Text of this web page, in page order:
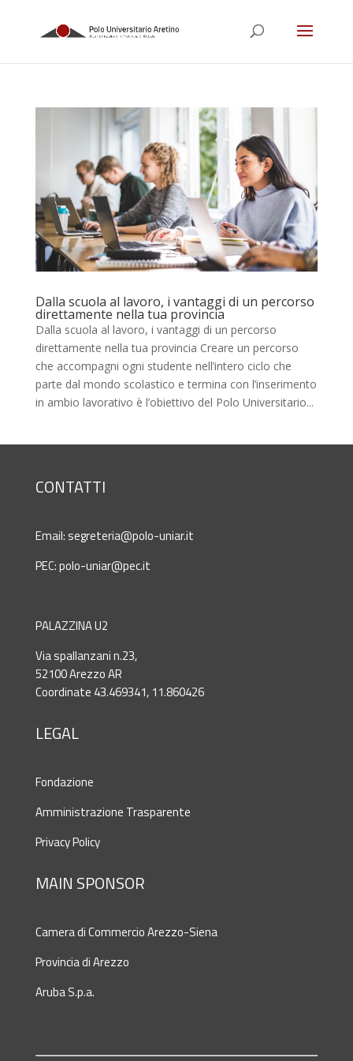
Dalla scuola al lavoro, i vantaggi di un percorso
direttamente nella tua provincia
Dalla scuola al lavoro, i vantaggi di un percorso
direttamente nella tua provincia Creare un percorso
che accompagni ogni studente nell’intero ciclo che
parte dal mondo scolastico e termina con l’inserimento
in ambio lavorativo è l’obiettivo del Polo Universitario...
CONTATTI
Email: segreteria@polo-uniar.it
PEC:polo-uniar@pec.it
PALAZZINA U2
Via spallanzani n.23,
52100 Arezzo AR
Coordinate 43.469341, 11.860426
LEGAL
Fondazione
Amministrazione Trasparente
Privacy Policy
MAIN SPONSOR
Camera di Commercio Arezzo-Siena
Provincia di Arezzo
Aruba S.p.a.